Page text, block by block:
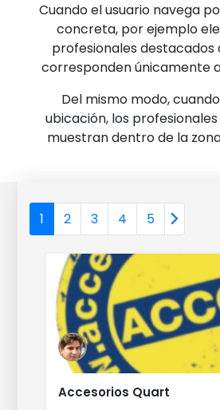
Cuando el usuario navega
concreta, por ejemplo
profesionales destacados
corresponden únicamente
Del mismo modo,
ubicación, los
muestran dentro de la
1 2 3 4 5
Accesorios Quart